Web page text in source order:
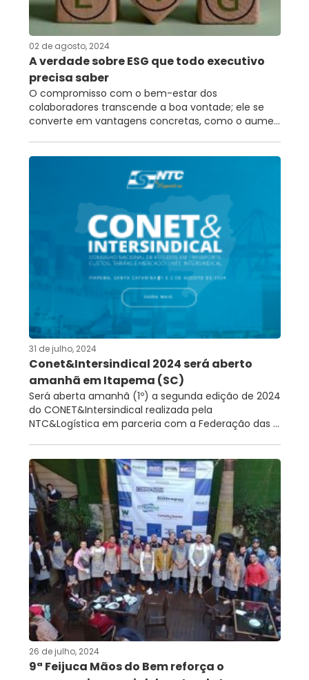
02 de agosto, 2024
A verdade sobre ESG que todo executivo
precisa saber
O compromisso com o bem-estar dos
colaboradores transcende a boa vontade; ele se
converte em vantagens concretas, como o aume...
31 de julho, 2024
Conet&Intersindical 2024 será aberto
amanhã em Itapema (SC)
Será aberta amanhã (1º) a segunda edição de 2024
do CONET&Intersindical realizada pela
NTC&Logística em parceria com a Federação das ...
26 de julho, 2024
9ª Feijuca Mãos do Bem reforça o